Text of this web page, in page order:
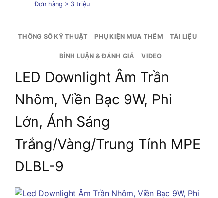
Đơn hàng > 3 triệu
THÔNG SỐ KỸ THUẬT PHỤ KIỆN MUA THÊM TÀI LIỆU
BÌNH LUẬN & ĐÁNH GIÁ VIDEO
LED Downlight Âm Trần
Nhôm, Viền Bạc 9W, Phi
Lớn, Ánh Sáng
Trắng/Vàng/Trung Tính MPE
DLBL-9